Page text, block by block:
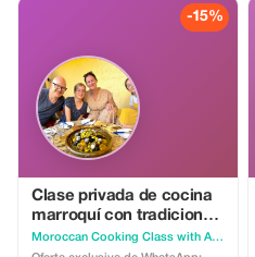
-15%
Clase privada de cocina
marroquí con tradiciones
amazighs
Moroccan Cooking Class with Amazigh Traditions